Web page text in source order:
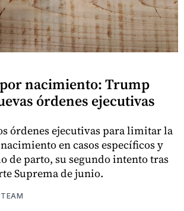
nacimiento: Trump
órdenes ejecutivas
órdenes ejecutivas para limitar la
en casos específicos y
de parto, su segundo intento tras
Suprema de junio.